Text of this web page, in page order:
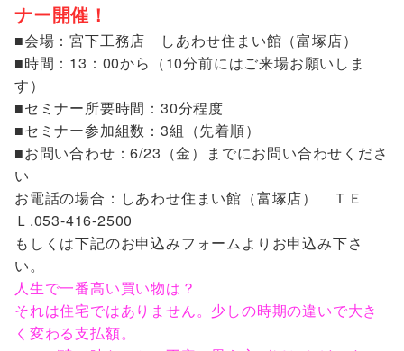
ナー開催！
■会場：宮下工務店 しあわせ住まい館（富塚店）
■時間：13：00から（10分前にはご来場お願いしま
す）
■セミナー所要時間：30分程度
■セミナー参加組数：3組（先着順）
■お問い合わせ：6/23（金）までにお問い合わせくださ
い
お電話の場合：しあわせ住まい館（富塚店） ＴＥ
Ｌ.053-416-2500
もしくは下記のお申込みフォームよりお申込み下さ
い。
人生で一番高い買い物は？
それは住宅ではありません。少しの時期の違いで大き
く変わる支払額。